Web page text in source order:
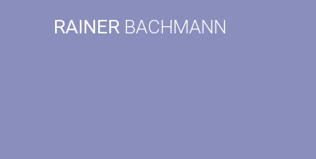
RAINER BACHMANN